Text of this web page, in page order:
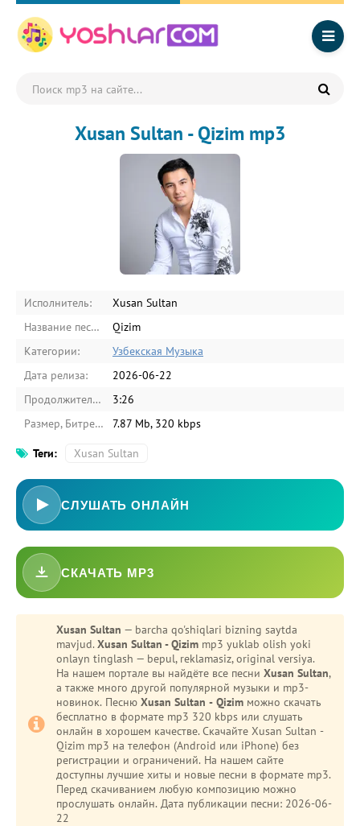
Xusan Sultan - Qizim mp3
Исполнитель:
Xusan Sultan
Название песни:
Qizim
Категории:
Узбекская Музыка
Дата релиза:
2026-06-22
Продолжительность:
3:26
Размер, Битрейт:
7.87 Mb, 320 kbps
Теги: Xusan Sultan
СЛУШАТЬ ОНЛАЙН
СКАЧАТЬ MP3
Xusan Sultan — barcha qo'shiqlari bizning saytda
mavjud. Xusan Sultan - Qizim mp3 yuklab olish yoki
onlayn tinglash — bepul, reklamasiz, original versiya.
На нашем портале вы найдёте все песни Xusan Sultan,
а также много другой популярной музыки и mp3-
новинок. Песню Xusan Sultan - Qizim можно скачать
бесплатно в формате mp3 320 kbps или слушать
онлайн в хорошем качестве. Скачайте Xusan Sultan -
Qizim mp3 на телефон (Android или iPhone) без
регистрации и ограничений. На нашем сайте
доступны лучшие хиты и новые песни в формате mp3.
Перед скачиванием любую композицию можно
прослушать онлайн. Дата публикации песни: 2026-06-
22